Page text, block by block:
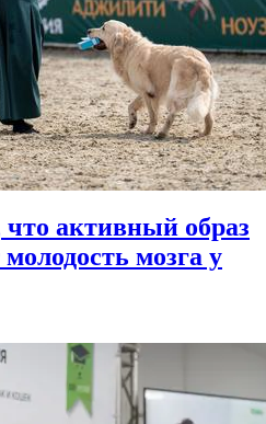
активный образ
мозга у